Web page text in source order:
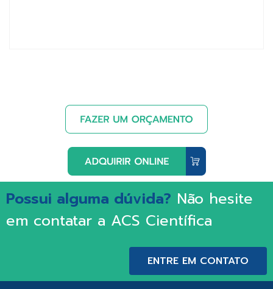
Possui alguma dúvida? Não hesite
em contatar a ACS Científica
ENTRE EM CONTATO